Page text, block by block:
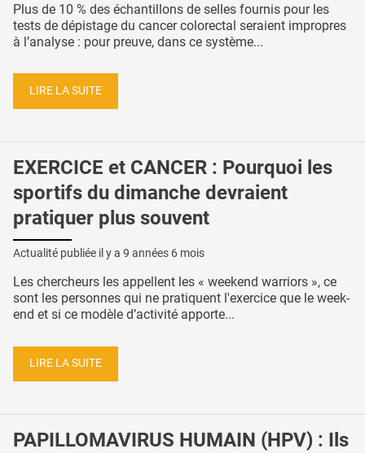
Plus de 10 % des échantillons de selles fournis pour les
tests de dépistage du cancer colorectal seraient impropres
à l’analyse : pour preuve, dans ce système...
LIRE LA SUITE
EXERCICE et CANCER : Pourquoi les
sportifs du dimanche devraient
pratiquer plus souvent
Actualité publiée il y a 9 années 6 mois
Les chercheurs les appellent les « weekend warriors », ce
sont les personnes qui ne pratiquent l'exercice que le week-
end et si ce modèle d’activité apporte...
LIRE LA SUITE
PAPILLOMAVIRUS HUMAIN (HPV) : Ils